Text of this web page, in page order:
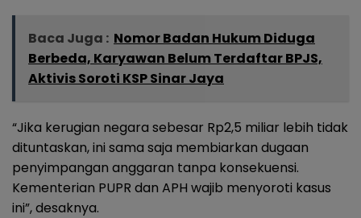
Baca Juga : Nomor Badan Hukum Diduga
Berbeda, Karyawan Belum Terdaftar BPJS,
Aktivis Soroti KSP Sinar Jaya
“Jika kerugian negara sebesar Rp2,5 miliar lebih tidak
dituntaskan, ini sama saja membiarkan dugaan
penyimpangan anggaran tanpa konsekuensi.
Kementerian PUPR dan APH wajib menyoroti kasus
ini”, desaknya.